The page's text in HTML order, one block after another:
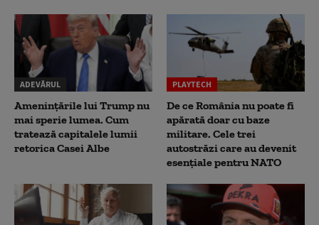
ADEVĂRUL
Amenințările lui Trump nu
mai sperie lumea. Cum
tratează capitalele lumii
retorica Casei Albe
PLAYTECH
De ce România nu poate fi
apărată doar cu baze
militare. Cele trei
autostrăzi care au devenit
esențiale pentru NATO